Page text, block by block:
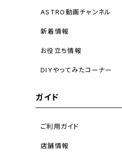
ASTRO動画チャンネル
新着情報
お役立ち情報
DIYやってみたコーナー
ガイド
ご利用ガイド
店舗情報